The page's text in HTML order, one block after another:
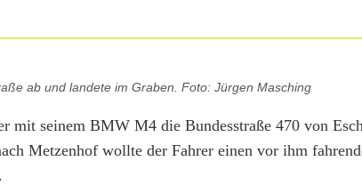
ab und landete im Graben. Foto: Jürgen Masching
mit seinem BMW M4 die Bundesstraße 470 von
Metzenhof wollte der Fahrer einen vor ihm